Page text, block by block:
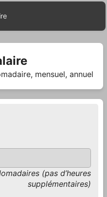
mensuel, annuel
(pas d’heures
supplémentaires)